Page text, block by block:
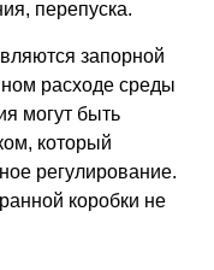
перепуска.
запорной
расходе среды
могут быть
который
регулирование.
коробки не